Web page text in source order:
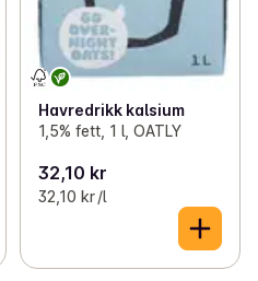
Havredrikk kalsium
1,5% fett, 1 l, OATLY
32,10 kr
32,10 kr /l